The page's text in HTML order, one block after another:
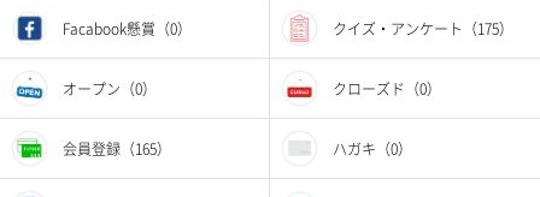
Facabook懸賞（0） クイズ・アンケート（175）
オープン（0） クローズド（0）
会員登録（165） ハガキ（0）